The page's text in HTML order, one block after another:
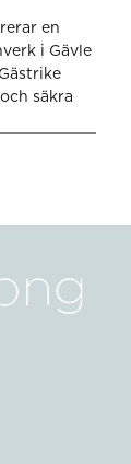
en
i Gävle
säkra